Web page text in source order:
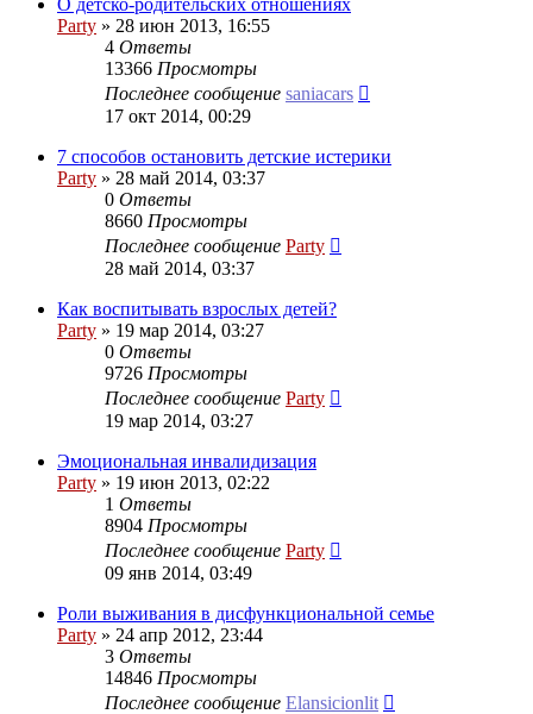
О детско-родительских отношениях
Party » 28 июн 2013, 16:55
4 Ответы
13366 Просмотры
Последнее сообщение saniacars
17 окт 2014, 00:29
7 способов остановить детские истерики
Party » 28 май 2014, 03:37
0 Ответы
8660 Просмотры
Последнее сообщение Party
28 май 2014, 03:37
Как воспитывать взрослых детей?
Party » 19 мар 2014, 03:27
0 Ответы
9726 Просмотры
Последнее сообщение Party
19 мар 2014, 03:27
Эмоциональная инвалидизация
Party » 19 июн 2013, 02:22
1 Ответы
8904 Просмотры
Последнее сообщение Party
09 янв 2014, 03:49
Роли выживания в дисфункциональной семье
Party » 24 апр 2012, 23:44
3 Ответы
14846 Просмотры
Последнее сообщение Elansicionlit